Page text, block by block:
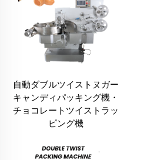
自動ダブルツイストヌガー
キャンディパッキング機・
チョコレートツイストラッ
ピング機